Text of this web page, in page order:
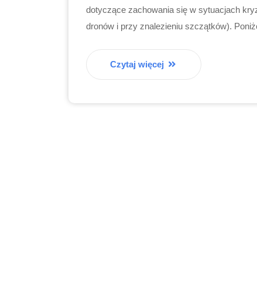
dotyczące zachowania się w sytuacjach
dronów i przy znalezieniu szczątków).
Czytaj więcej